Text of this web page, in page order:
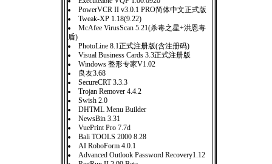
PowerVCR II v3.0.1 PRO简体中文正式版
Tweak-XP 1.18(9.22)
McAfee VirusScan 5.21(杀毒之星+洪恩毒
盾)
PhotoLine 8.1正式注册版(含注册码)
Visual Business Cards 3.3正式注册版
Windows 整形专家V1.02
良友3.68
SecureCRT 3.3.3
Trojan Remover 4.4.2
Swish 2.0
DHTML Menu Builder
NewsBin 3.31
VuePrint Pro 7.7d
Bali TOOLS 2000 8.28
AI RoboForm 4.0.1
Advanced Outlook Password Recovery1.12